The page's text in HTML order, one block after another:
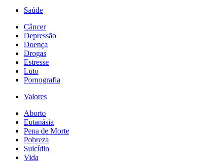
Saúde
Câncer
Depressão
Doença
Drogas
Estresse
Luto
Pornografia
Valores
Aborto
Eutanásia
Pena de Morte
Pobreza
Suicídio
Vida